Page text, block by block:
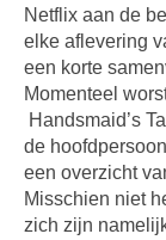
Netflix aan de
elke aflevering
een korte
Momenteel
Handsmaid’s
de
een overzicht
Misschien niet
zich zijn